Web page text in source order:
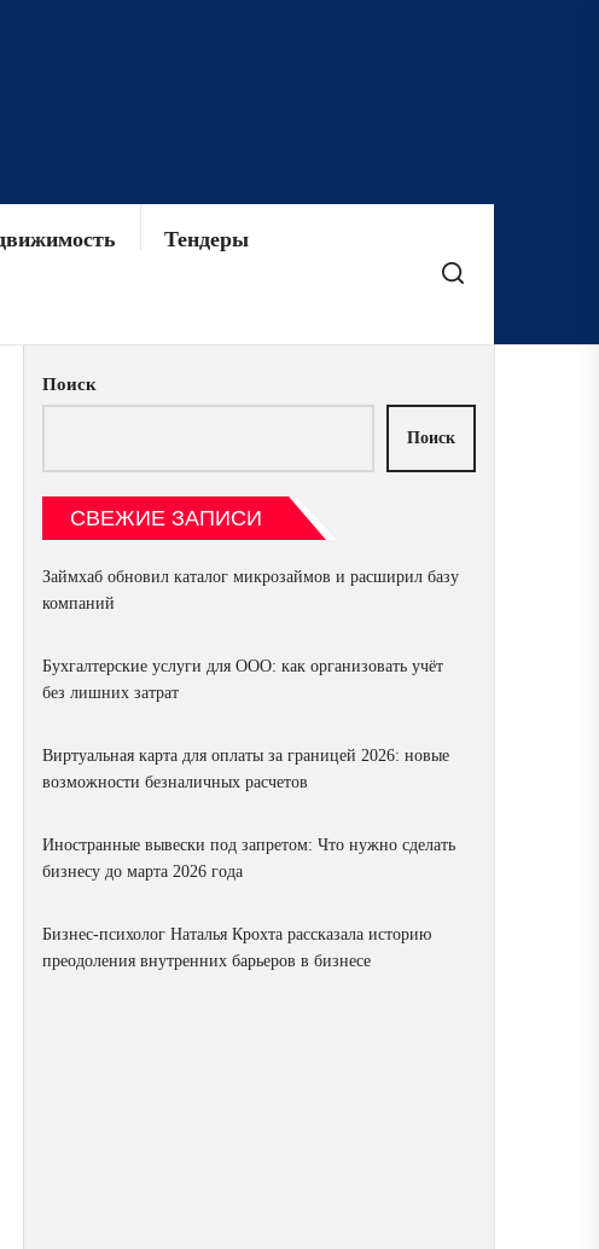
Тендеры
Поиск
Поиск
СВЕЖИЕ ЗАПИСИ
Займхаб обновил каталог микрозаймов и расширил базу
компаний
Бухгалтерские услуги для ООО: как организовать учёт
без лишних затрат
Виртуальная карта для оплаты за границей 2026: новые
возможности безналичных расчетов
Иностранные вывески под запретом: Что нужно сделать
бизнесу до марта 2026 года
Бизнес-психолог Наталья Крохта рассказала историю
преодоления внутренних барьеров в бизнесе